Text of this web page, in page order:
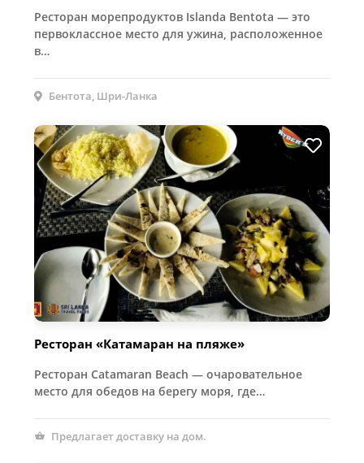
Ресторан морепродуктов Islanda Bentota — это
первоклассное место для ужина, расположенное
в…
Бентота, Шри-Ланка
Ресторан «Катамаран на пляже»
Ресторан Catamaran Beach — очаровательное
место для обедов на берегу моря, где…
Предлагает доставку на дом.